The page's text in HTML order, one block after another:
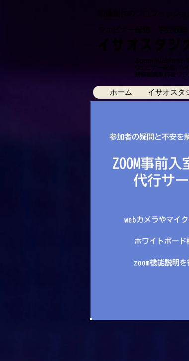
ウェビナー配信・学会収
Zoom Webinar・
ウェビナー配信、ハ
研修動画制作をワン
ホーム イサオスタ
参加者の疑問と不安を
ZOOM事前
代行サ
webカメラやマイ
ホワイトボード
zoom機能説明を